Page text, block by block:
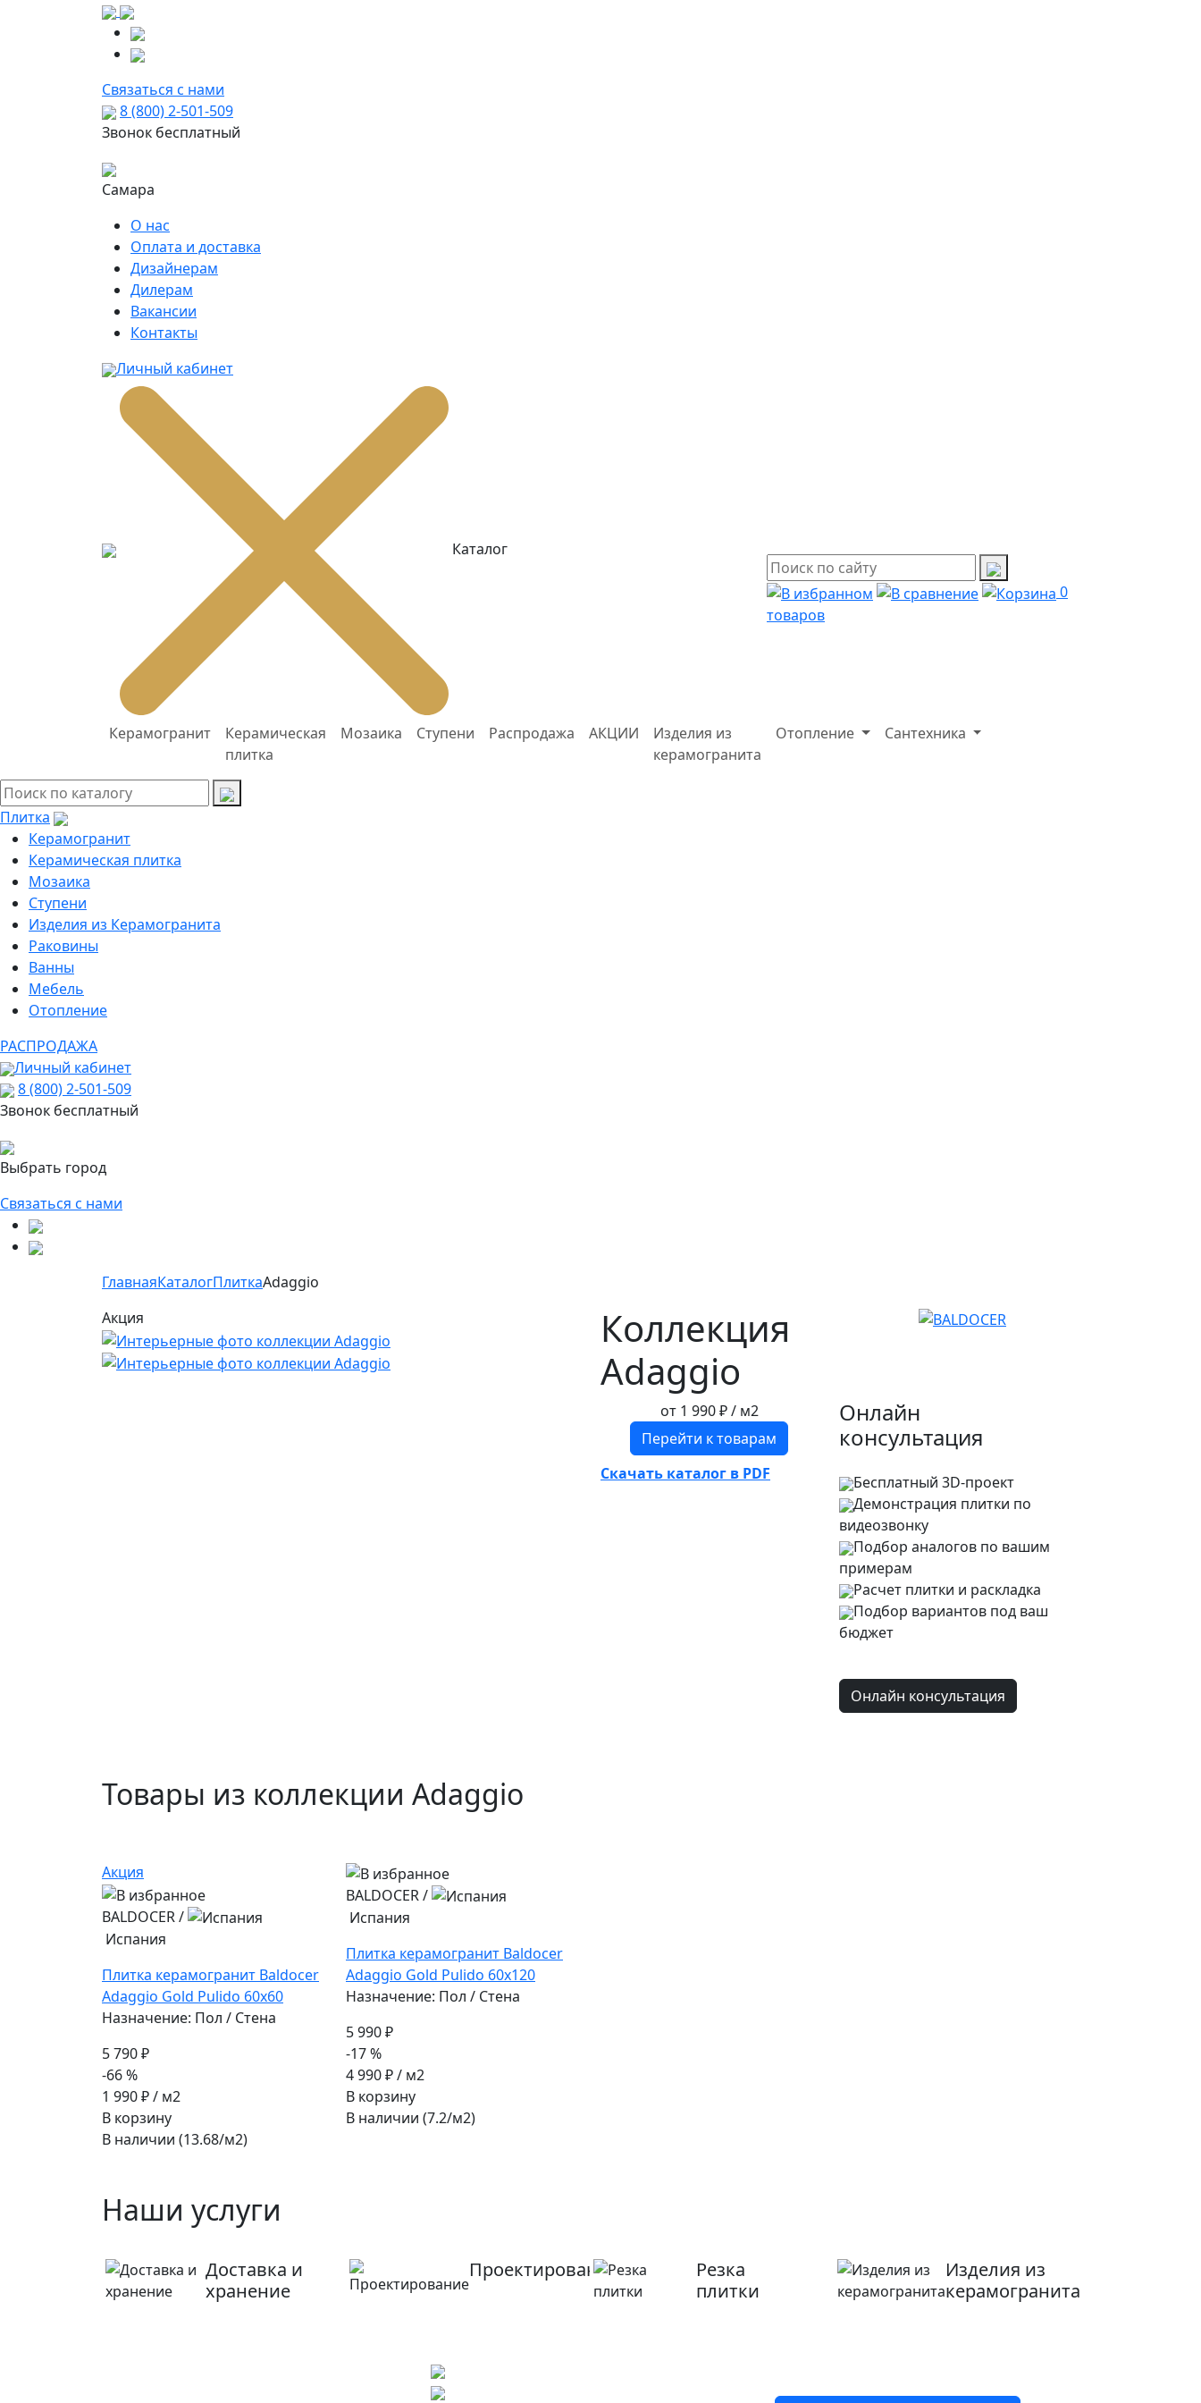
Связаться с нами
8 (800) 2-501-509
Звонок бесплатный
Самара
О нас
Оплата и доставка
Дизайнерам
Дилерам
Вакансии
Контакты
Личный кабинет
Каталог
Керамогранит
Керамическая
плитка
Мозаика Ступени Распродажа АКЦИИ
Изделия из
керамогранита
Отопление Сантехника
0
товаров
Плитка
Керамогранит
Керамическая плитка
Мозаика
Ступени
Изделия из Керамогранита
Раковины
Ванны
Мебель
Отопление
РАСПРОДАЖА
Личный кабинет
8 (800) 2-501-509
Звонок бесплатный
Выбрать город
Связаться с нами
ГлавнаяКаталогПлиткаAdaggio
Акция
Коллекция
Adaggio
от 1 990 ₽/ м2
Перейти к товарам
Скачать каталог в PDF
Онлайн
консультация
Бесплатный 3D-проект
Демонстрация плитки по
видеозвонку
Подбор аналогов по вашим
примерам
Расчет плитки и раскладка
Подбор вариантов под ваш
бюджет
Онлайн консультация
Товары из коллекции Adaggio
Акция
BALDOCER/
Испания
Плитка керамогранит Baldocer
Adaggio Gold Pulido 60x60
Назначение: Пол / Стена
5 790 ₽
-66 %
1 990 ₽/ м2
В корзину
В наличии (13.68/м2)
BALDOCER/
Испания
Плитка керамогранит Baldocer
Adaggio Gold Pulido 60x120
Назначение: Пол / Стена
5 990 ₽
-17 %
4 990 ₽/ м2
В корзину
В наличии (7.2/м2)
Наши услуги
Доставка и
хранение
Проектирование
Резка
плитки
Изделия из
керамогранита